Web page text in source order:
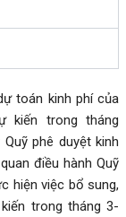
toán kinh phí của
kiến trong tháng
phê duyệt kinh
điều hành Quỹ
hiện việc bổ sung,
trong tháng 3-